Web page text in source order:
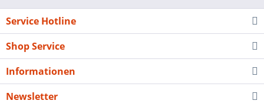
Service Hotline
Shop Service
Informationen
Newsletter